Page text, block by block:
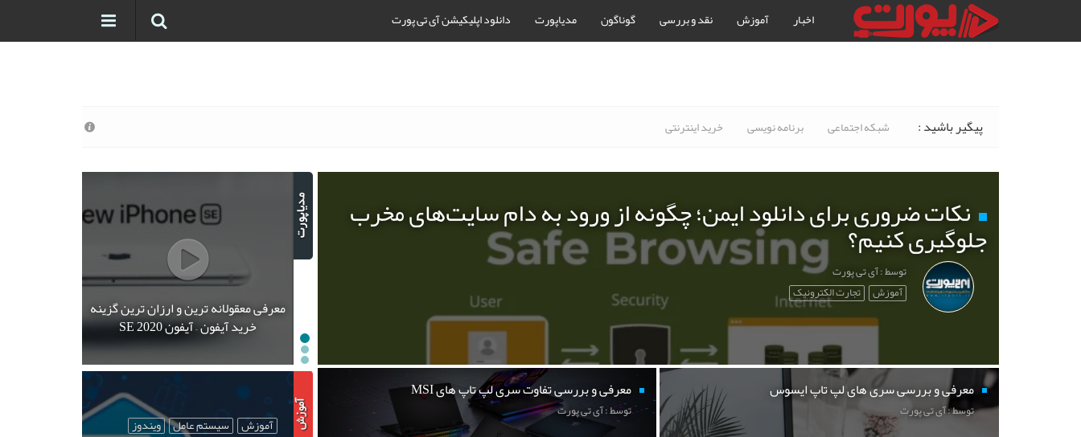
اخبار آموزش نقد و بررسی گوناگون مدیاپورت دانلود اپلیکیشن آی تی پورت
پیگیر باشید : شبکه اجتماعی برنامه نویسی خرید اینترنتی
نکات ضروری برای دانلود ایمن؛ چگونه از ورود به دام سایت‌های مخرب
جلوگیری کنیم؟
توسط : آی تی پورت
آموزش تجارت الکترونیک
معرفی و بررسی سری های لپ تاپ ایسوس
توسط : آی تی پورت
معرفی و بررسی تفاوت سری لپ تاپ های MSI
توسط : آی تی پورت
معرفی معقولانه ترین و ارزان ترین گزینه
خرید آیفون – آیفون SE 2020
آموزش سیستم عامل ویندوز